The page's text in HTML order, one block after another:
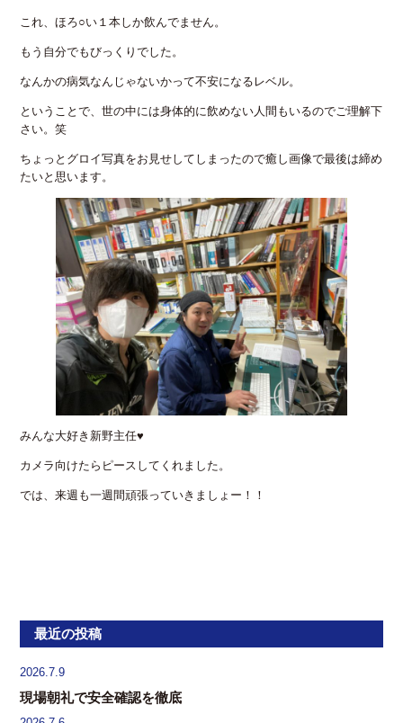
これ、ほろ○い１本しか飲んでません。
もう自分でもびっくりでした。
なんかの病気なんじゃないかって不安になるレベル。
ということで、世の中には身体的に飲めない人間もいるのでご理解下
さい。笑
ちょっとグロイ写真をお見せしてしまったので癒し画像で最後は締め
たいと思います。
みんな大好き新野主任♥
カメラ向けたらピースしてくれました。
では、来週も一週間頑張っていきましょー！！
最近の投稿
2026.7.9
現場朝礼で安全確認を徹底